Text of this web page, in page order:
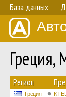
База данных
Греция,
Регион
Греция